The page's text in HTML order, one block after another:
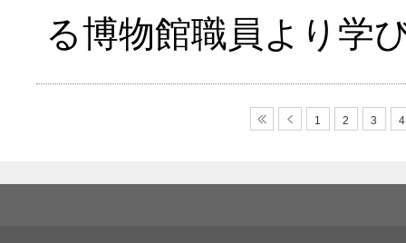
る博物館職員より学
1 2 3 4